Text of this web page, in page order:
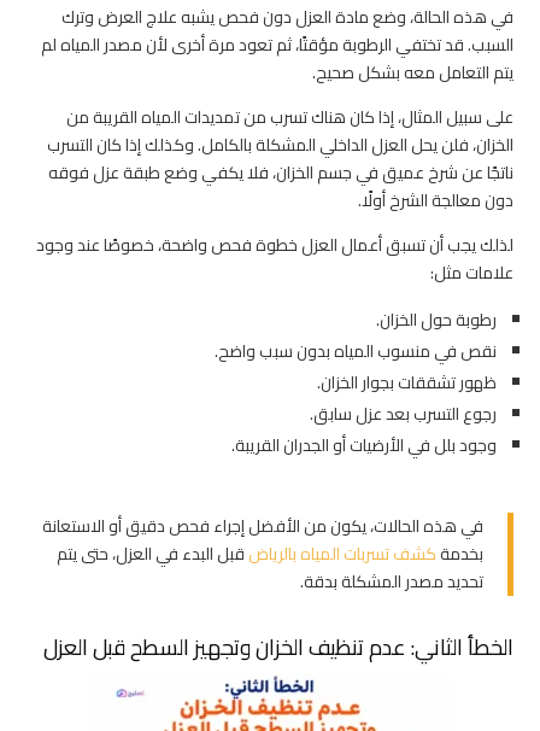
في هذه الحالة، وضع مادة العزل دون فحص يشبه علاج العرض وترك
السبب. قد تختفي الرطوبة مؤقتًا، ثم تعود مرة أخرى لأن مصدر المياه لم
يتم التعامل معه بشكل صحيح.
على سبيل المثال، إذا كان هناك تسرب من تمديدات المياه القريبة من
الخزان، فلن يحل العزل الداخلي المشكلة بالكامل. وكذلك إذا كان التسرب
ناتجًا عن شرخ عميق في جسم الخزان، فلا يكفي وضع طبقة عزل فوقه
دون معالجة الشرخ أولًا.
لذلك يجب أن تسبق أعمال العزل خطوة فحص واضحة، خصوصًا عند وجود
علامات مثل:
رطوبة حول الخزان.
نقص في منسوب المياه بدون سبب واضح.
ظهور تشققات بجوار الخزان.
رجوع التسرب بعد عزل سابق.
وجود بلل في الأرضيات أو الجدران القريبة.
في هذه الحالات، يكون من الأفضل إجراء فحص دقيق أو الاستعانة
بخدمةكشف تسربات المياه بالرياضقبل البدء في العزل، حتى يتم
تحديد مصدر المشكلة بدقة.
الخطأ الثاني: عدم تنظيف الخزان وتجهيز السطح قبل العزل